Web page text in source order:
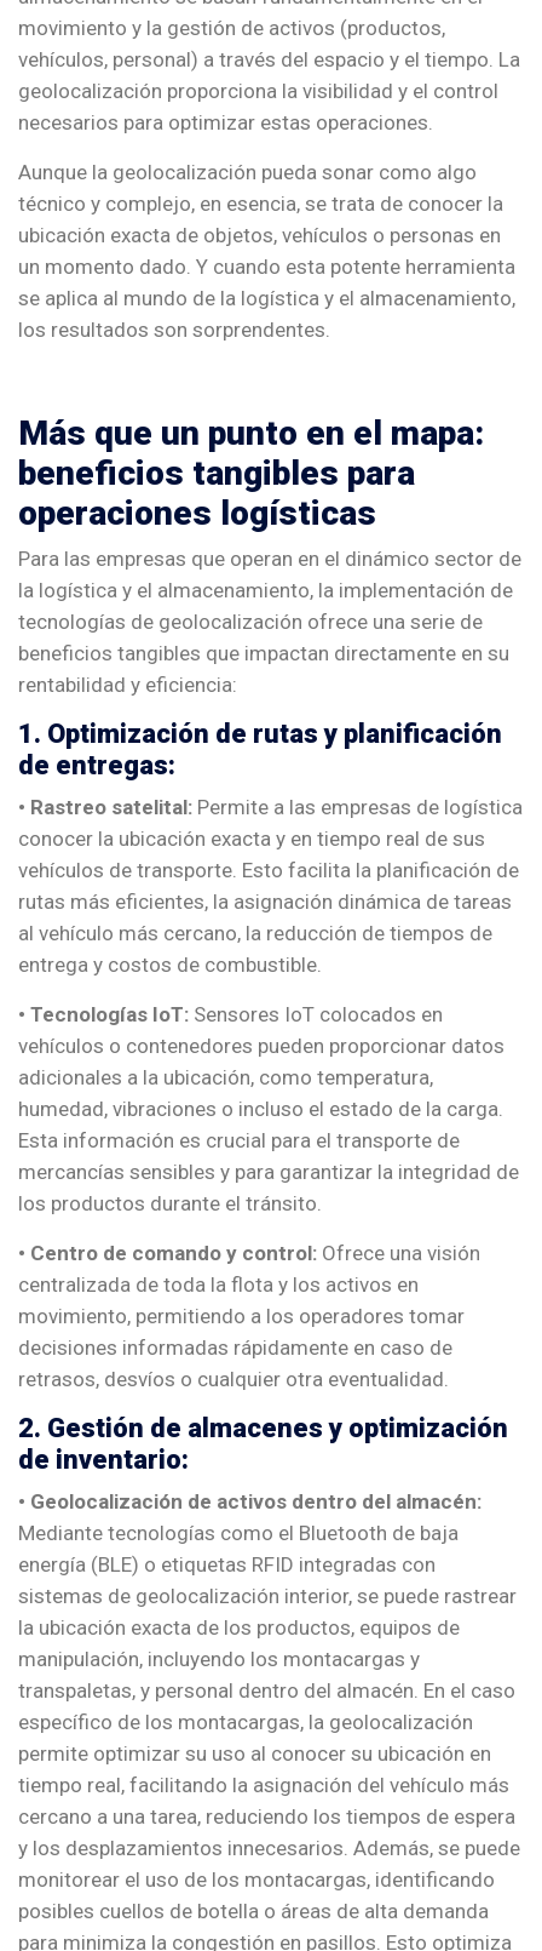
movimiento y la gestión de activos (productos,
vehículos, personal) a través del espacio y el tiempo. La
geolocalización proporciona la visibilidad y el control
necesarios para optimizar estas operaciones.
Aunque la geolocalización pueda sonar como algo
técnico y complejo, en esencia, se trata de conocer la
ubicación exacta de objetos, vehículos o personas en
un momento dado. Y cuando esta potente herramienta
se aplica al mundo de la logística y el almacenamiento,
los resultados son sorprendentes.
Más que un punto en el mapa:
beneficios tangibles para
operaciones logísticas
Para las empresas que operan en el dinámico sector de
la logística y el almacenamiento, la implementación de
tecnologías de geolocalización ofrece una serie de
beneficios tangibles que impactan directamente en su
rentabilidad y eficiencia:
1. Optimización de rutas y planificación
de entregas:
• Rastreo satelital: Permite a las empresas de logística
conocer la ubicación exacta y en tiempo real de sus
vehículos de transporte. Esto facilita la planificación de
rutas más eficientes, la asignación dinámica de tareas
al vehículo más cercano, la reducción de tiempos de
entrega y costos de combustible.
• Tecnologías IoT: Sensores IoT colocados en
vehículos o contenedores pueden proporcionar datos
adicionales a la ubicación, como temperatura,
humedad, vibraciones o incluso el estado de la carga.
Esta información es crucial para el transporte de
mercancías sensibles y para garantizar la integridad de
los productos durante el tránsito.
• Centro de comando y control: Ofrece una visión
centralizada de toda la flota y los activos en
movimiento, permitiendo a los operadores tomar
decisiones informadas rápidamente en caso de
retrasos, desvíos o cualquier otra eventualidad.
2. Gestión de almacenes y optimización
de inventario:
• Geolocalización de activos dentro del almacén:
Mediante tecnologías como el Bluetooth de baja
energía (BLE) o etiquetas RFID integradas con
sistemas de geolocalización interior, se puede rastrear
la ubicación exacta de los productos, equipos de
manipulación, incluyendo los montacargas y
transpaletas, y personal dentro del almacén. En el caso
específico de los montacargas, la geolocalización
permite optimizar su uso al conocer su ubicación en
tiempo real, facilitando la asignación del vehículo más
cercano a una tarea, reduciendo los tiempos de espera
y los desplazamientos innecesarios. Además, se puede
monitorear el uso de los montacargas, identificando
posibles cuellos de botella o áreas de alta demanda
para minimiza la congestión en pasillos. Esto optimiza